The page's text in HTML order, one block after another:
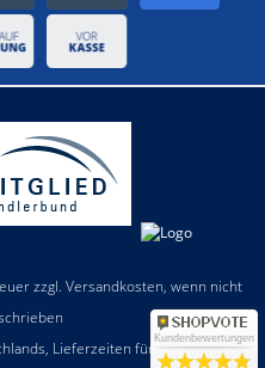
zzgl. Versandkosten, wenn nicht
Lieferzeiten für andere Länder
Kundenbewertungen